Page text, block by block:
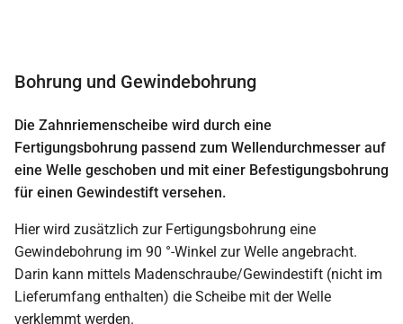
Bohrung und Gewindebohrung
Die Zahnriemenscheibe wird durch eine
Fertigungsbohrung passend zum Wellendurchmesser auf
eine Welle geschoben und mit einer Befestigungsbohrung
für einen Gewindestift versehen.
Hier wird zusätzlich zur Fertigungsbohrung eine
Gewindebohrung im 90 °-Winkel zur Welle angebracht.
Darin kann mittels Madenschraube/Gewindestift (nicht im
Lieferumfang enthalten) die Scheibe mit der Welle
verklemmt werden.